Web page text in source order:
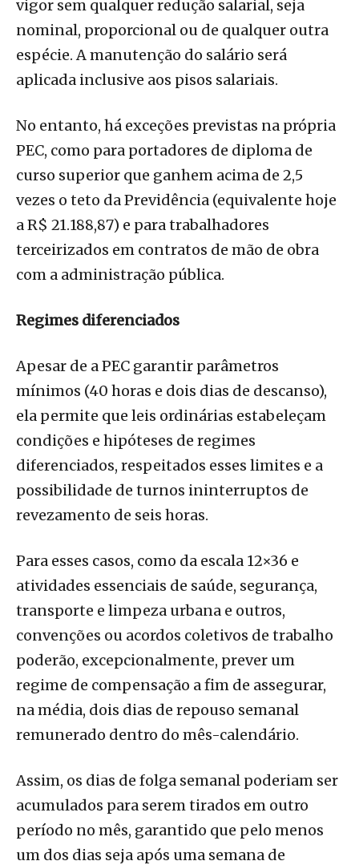
vigor sem qualquer redução salarial, seja
nominal, proporcional ou de qualquer outra
espécie. A manutenção do salário será
aplicada inclusive aos pisos salariais.
No entanto, há exceções previstas na própria
PEC, como para portadores de diploma de
curso superior que ganhem acima de 2,5
vezes o teto da Previdência (equivalente hoje
a R$ 21.188,87) e para trabalhadores
terceirizados em contratos de mão de obra
com a administração pública.
Regimes diferenciados
Apesar de a PEC garantir parâmetros
mínimos (40 horas e dois dias de descanso),
ela permite que leis ordinárias estabeleçam
condições e hipóteses de regimes
diferenciados, respeitados esses limites e a
possibilidade de turnos ininterruptos de
revezamento de seis horas.
Para esses casos, como da escala 12×36 e
atividades essenciais de saúde, segurança,
transporte e limpeza urbana e outros,
convenções ou acordos coletivos de trabalho
poderão, excepcionalmente, prever um
regime de compensação a fim de assegurar,
na média, dois dias de repouso semanal
remunerado dentro do mês-calendário.
Assim, os dias de folga semanal poderiam ser
acumulados para serem tirados em outro
período no mês, garantido que pelo menos
um dos dias seja após uma semana de